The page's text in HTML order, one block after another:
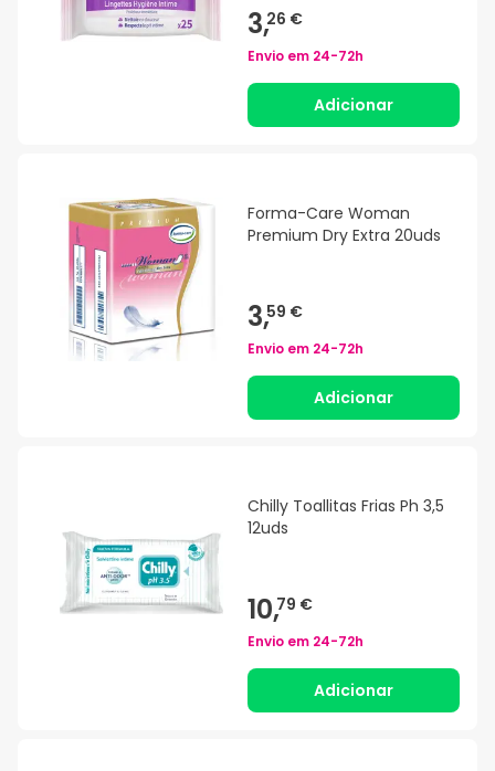
3,26 €
Envio em 24-72h
Adicionar
Forma-Care Woman
Premium Dry Extra 20uds
3,59 €
Envio em 24-72h
Adicionar
Chilly Toallitas Frias Ph 3,5
12uds
10,79 €
Envio em 24-72h
Adicionar